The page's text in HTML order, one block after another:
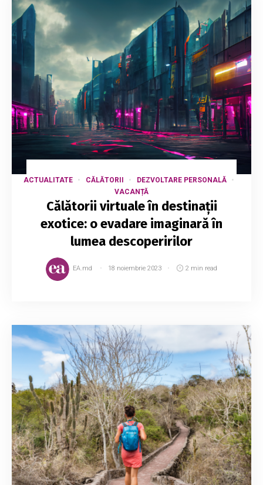
ACTUALITATE CĂLĂTORII
DEZVOLTARE PERSONALĂ
VACANȚĂ
Călătorii virtuale în destinații
exotice: o evadare imaginară în
lumea descoperirilor
EA.md 18 noiembrie 2023 2 min read